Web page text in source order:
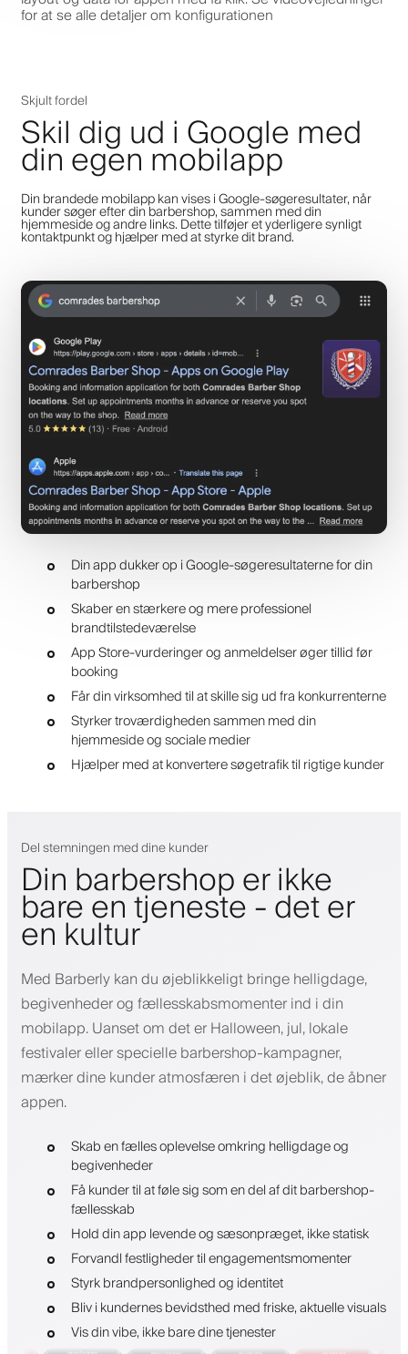
for at se alle detaljer om konfigurationen
Skjult fordel
Skil dig ud i Google med
din egen mobilapp
Din brandede mobilapp kan vises i Google-søgeresultater, når
kunder søger efter din barbershop, sammen med din
hjemmeside og andre links. Dette tilføjer et yderligere synligt
kontaktpunkt og hjælper med at styrke dit brand.
Din app dukker op i Google-søgeresultaterne for din
barbershop
Skaber en stærkere og mere professionel
brandtilstedeværelse
App Store-vurderinger og anmeldelser øger tillid før
booking
Får din virksomhed til at skille sig ud fra konkurrenterne
Styrker troværdigheden sammen med din
hjemmeside og sociale medier
Hjælper med at konvertere søgetrafik til rigtige kunder
Del stemningen med dine kunder
Din barbershop er ikke
bare en tjeneste - det er
en kultur
Med Barberly kan du øjeblikkeligt bringe helligdage,
begivenheder og fællesskabsmomenter ind i din
mobilapp. Uanset om det er Halloween, jul, lokale
festivaler eller specielle barbershop-kampagner,
mærker dine kunder atmosfæren i det øjeblik, de åbner
appen.
Skab en fælles oplevelse omkring helligdage og
begivenheder
Få kunder til at føle sig som en del af dit barbershop-
fællesskab
Hold din app levende og sæsonpræget, ikke statisk
Forvandl festligheder til engagementsmomenter
Styrk brandpersonlighed og identitet
Bliv i kundernes bevidsthed med friske, aktuelle visuals
Vis din vibe, ikke bare dine tjenester